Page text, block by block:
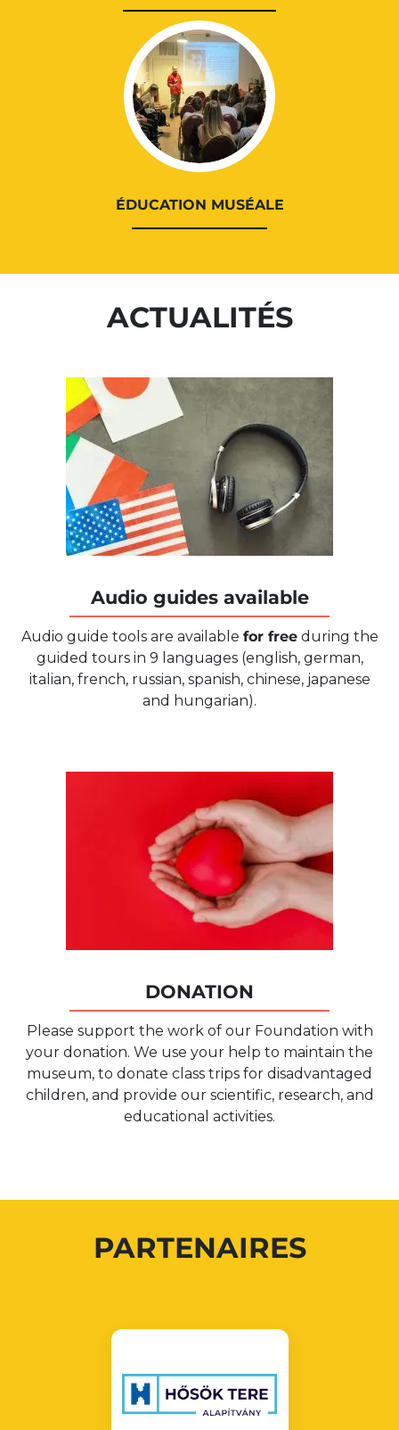
ÉDUCATION MUSÉALE
ACTUALITÉS
Audio guides available
Audio guide tools are available for freeduring the
guided tours in 9 languages (english, german,
italian, french, russian, spanish, chinese, japanese
and hungarian).
DONATION
Please support the work of our Foundation with
your donation. We use your help to maintain the
museum, to donate class trips for disadvantaged
children, and provide our scientific, research, and
educational activities.
PARTENAIRES